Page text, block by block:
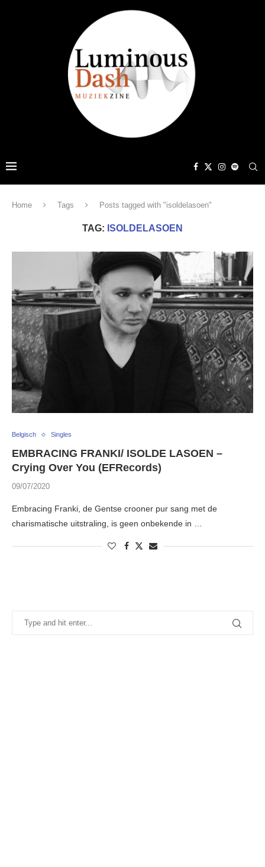
Home Tags Posts tagged with "isoldelasoen"
TAG: ISOLDELASOEN
Belgisch Singles
EMBRACING FRANKI/ ISOLDE LASOEN –
Crying Over You (EFRecords)
09/07/2020
Embracing Franki, de Gentse crooner pur sang met de
charismatische uitstraling, is geen onbekende in …